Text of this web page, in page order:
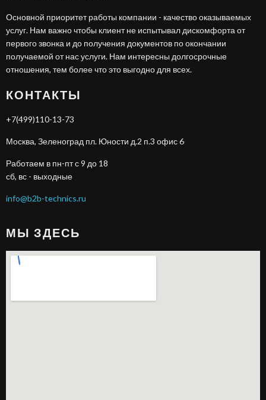
Основной приоритет работы компании - качество оказываемых
услуг. Нам важно чтобы клиент не испытывал дискомфорта от
первого звонка и до получения документов по окончании
получаемой от нас услуги. Нам интересны долгосрочные
отношения, тем более что это выгодно для всех.
КОНТАКТЫ
+7(499)110-13-73
Москва, Зеленоград пл. Юности д.2 п.3 офис 6
Работаем в пн-пт с 9 до 18
сб, вс - выходные
info@b2b-technics.ru
МЫ ЗДЕСЬ